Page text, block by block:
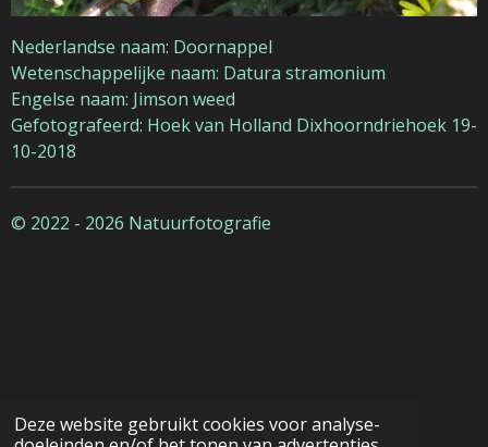
Deze website gebruikt cookies voor analyse-
Nederlandse naam: Doornappel
Wetenschappelijke naam: Datura stramonium
Engelse naam: Jimson weed
Gefotografeerd: Hoek van Holland Dixhoorndriehoek 19-
10-2018
© 2022 - 2026 Natuurfotografie